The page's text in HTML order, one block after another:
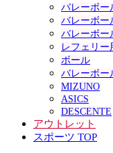
バレーボー
バレーボー
バレーボー
レフェリー
ボール
バレーボー
MIZUNO
ASICS
DESCENTE
アウトレット
スポーツ TOP